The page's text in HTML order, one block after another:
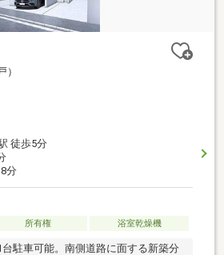
）
徒歩5分
分
所有権 浴室乾燥機
台駐車可能。南側道路に面する新築分